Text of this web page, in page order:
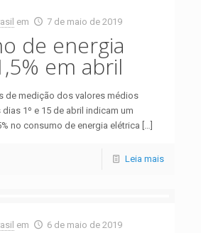
em 7 de maio de 2019
de energia
em abril
de medição dos valores médios
1º e 15 de abril indicam um
no consumo de energia elétrica […]
Leia mais
em 6 de maio de 2019